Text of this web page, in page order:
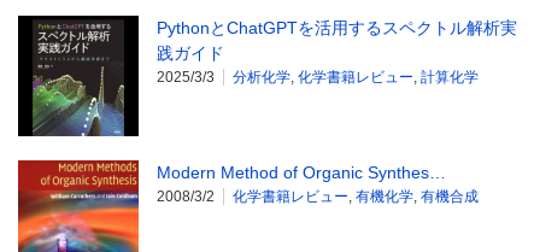
PythonとChatGPTを活用するスペクトル解析実
践ガイド
2025/3/3 分析化学, 化学書籍レビュー, 計算化学
Modern Method of Organic Synthes…
2008/3/2 化学書籍レビュー, 有機化学, 有機合成